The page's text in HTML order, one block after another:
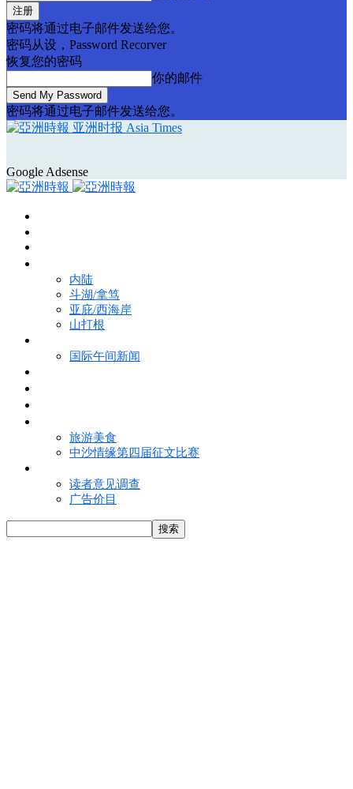
密码将通过电子邮件发送给您。
密码从设，Password Recorver
恢复您的密码
你的邮件
密码将通过电子邮件发送给您。
亚洲时报 Asia Times
Google Adsense
内陆
斗湖/拿笃
亚庇/西海岸
山打根
国际午间新闻
旅游美食
中沙情缘第四届征文比赛
读者意见调查
广告价目